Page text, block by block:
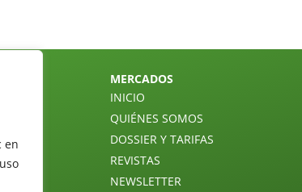
en
MERCADOS
INICIO
QUIÉNES SOMOS
DOSSIER Y TARIFAS
REVISTAS
NEWSLETTER